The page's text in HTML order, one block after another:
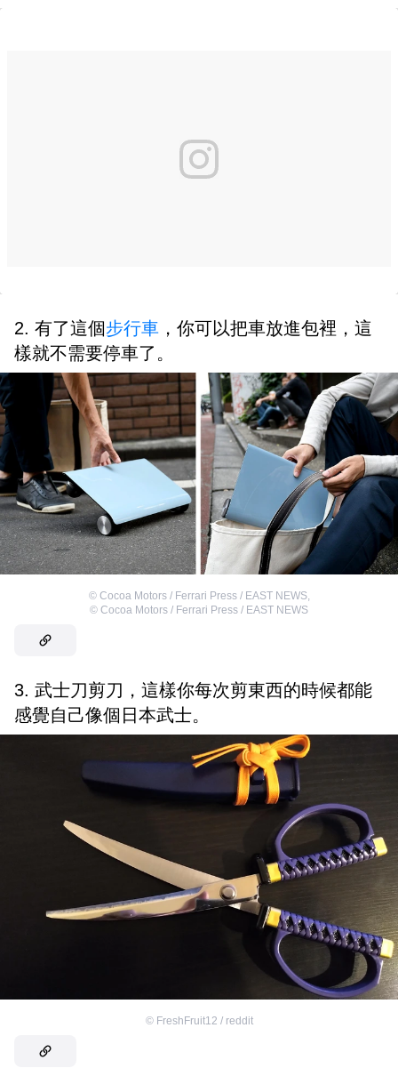
2. 有了這個步行車 ，你可以把車放進包裡，這
樣就不需要停車了。
© Cocoa Motors / Ferrari Press / EAST NEWS,
© Cocoa Motors / Ferrari Press / EAST NEWS
3. 武士刀剪刀，這樣你每次剪東西的時候都能
感覺自己像個日本武士。
© FreshFruit12 / reddit